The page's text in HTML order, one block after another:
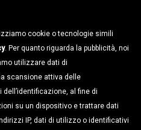
cookie o tecnologie simili
. Per quanto riguarda la pubblicità, noi
utilizzare dati di
scansione attiva delle
al fine di
su un dispositivo e trattare dati
IP, dati di utilizzo o identificativi